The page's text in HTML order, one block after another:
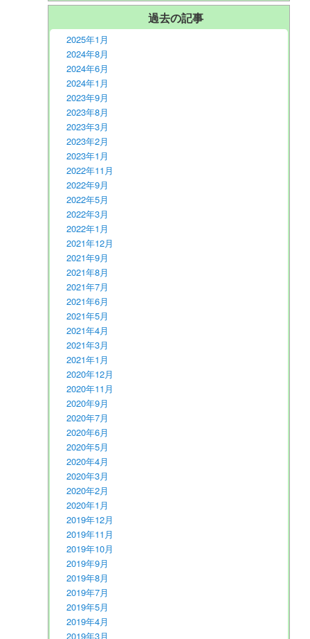
過去の記事
2025年1月
2024年8月
2024年6月
2024年1月
2023年9月
2023年8月
2023年3月
2023年2月
2023年1月
2022年11月
2022年9月
2022年5月
2022年3月
2022年1月
2021年12月
2021年9月
2021年8月
2021年7月
2021年6月
2021年5月
2021年4月
2021年3月
2021年1月
2020年12月
2020年11月
2020年9月
2020年7月
2020年6月
2020年5月
2020年4月
2020年3月
2020年2月
2020年1月
2019年12月
2019年11月
2019年10月
2019年9月
2019年8月
2019年7月
2019年5月
2019年4月
2019年3月